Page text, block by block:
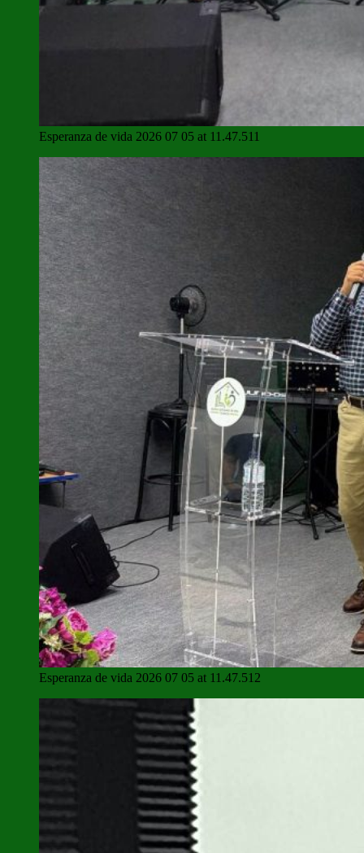
Esperanza de vida 2026 07 05 at 11.47.511
Esperanza de vida 2026 07 05 at 11.47.512